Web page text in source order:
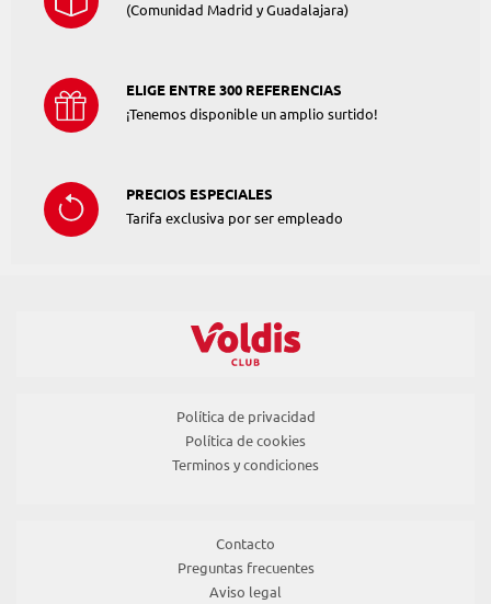
(Comunidad Madrid y Guadalajara)
ELIGE ENTRE 300 REFERENCIAS
¡Tenemos disponible un amplio surtido!
PRECIOS ESPECIALES
Tarifa exclusiva por ser empleado
Política de privacidad
Política de cookies
Terminos y condiciones
Contacto
Preguntas frecuentes
Aviso legal